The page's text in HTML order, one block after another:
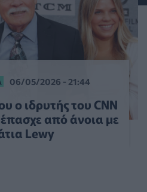
06/05/2026 - 21:44
ο ιδρυτής του CNN
από άνοια με
Lewy